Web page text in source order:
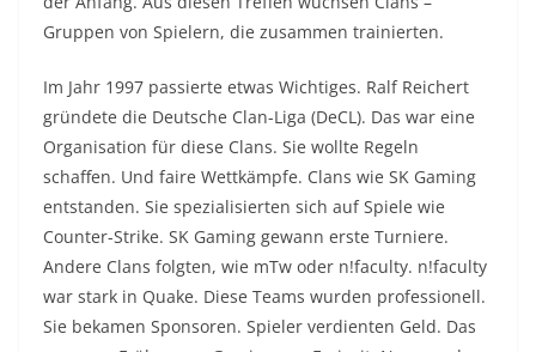
Gruppen von Spielern, die zusammen trainierten.
Im Jahr 1997 passierte etwas Wichtiges. Ralf Reichert
gründete die Deutsche Clan-Liga (DeCL). Das war eine
Organisation für diese Clans. Sie wollte Regeln
schaffen. Und faire Wettkämpfe. Clans wie SK Gaming
entstanden. Sie spezialisierten sich auf Spiele wie
Counter-Strike. SK Gaming gewann erste Turniere.
Andere Clans folgten, wie mTw oder n!faculty. n!faculty
war stark in Quake. Diese Teams wurden professionell.
Sie bekamen Sponsoren. Spieler verdienten Geld. Das